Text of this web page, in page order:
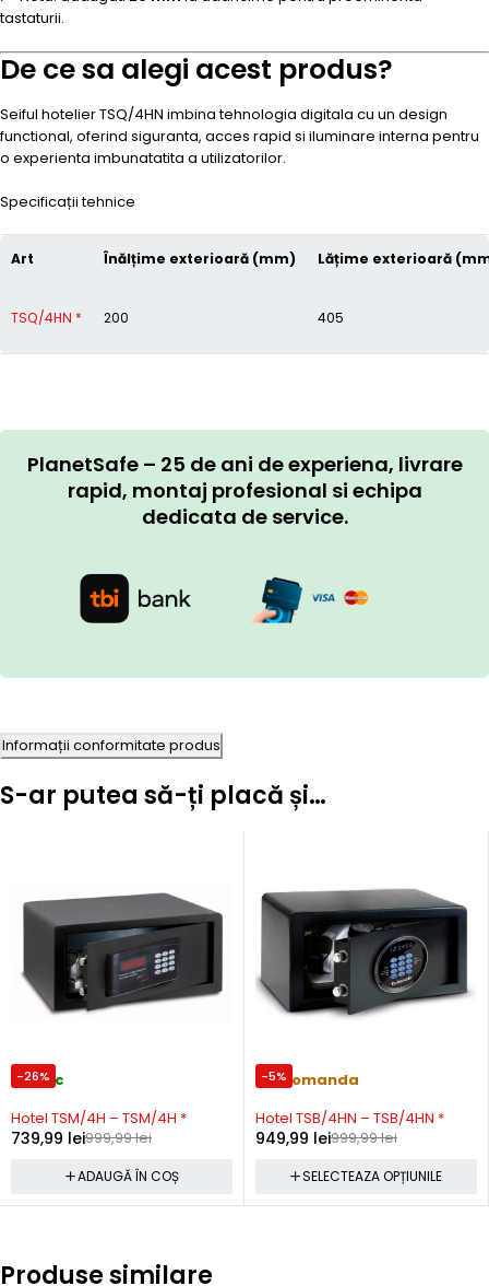
tastaturii.
De ce sa alegi acest produs?
Seiful hotelier TSQ/4HN imbina tehnologia digitala cu un design
functional, oferind siguranta, acces rapid si iluminare interna pentru
o experienta imbunatatita a utilizatorilor.
Specificații tehnice
Art Înălțime exterioară (mm) Lățime exterioară
TSQ/4HN * 200 405
PlanetSafe – 25 de ani de experiena, livrare
rapid, montaj profesional si echipa
dedicata de service.
Informații conformitate produs
S-ar putea să-ți placă și…
-26%
In stoc
Hotel TSM/4H – TSM/4H *
999,99lei
739,99 lei
ADAUGĂ ÎN COȘ
-5%
Precomanda
Hotel TSB/4HN – TSB/4HN *
999,99lei
949,99 lei
SELECTEAZA OPȚIUNILE
Produse similare